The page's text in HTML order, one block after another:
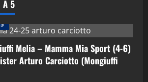
A 5
a 5 Maschile
Melia – Mamma Mia Sport (4-6)
Arturo Carciotto (Mongiuffi